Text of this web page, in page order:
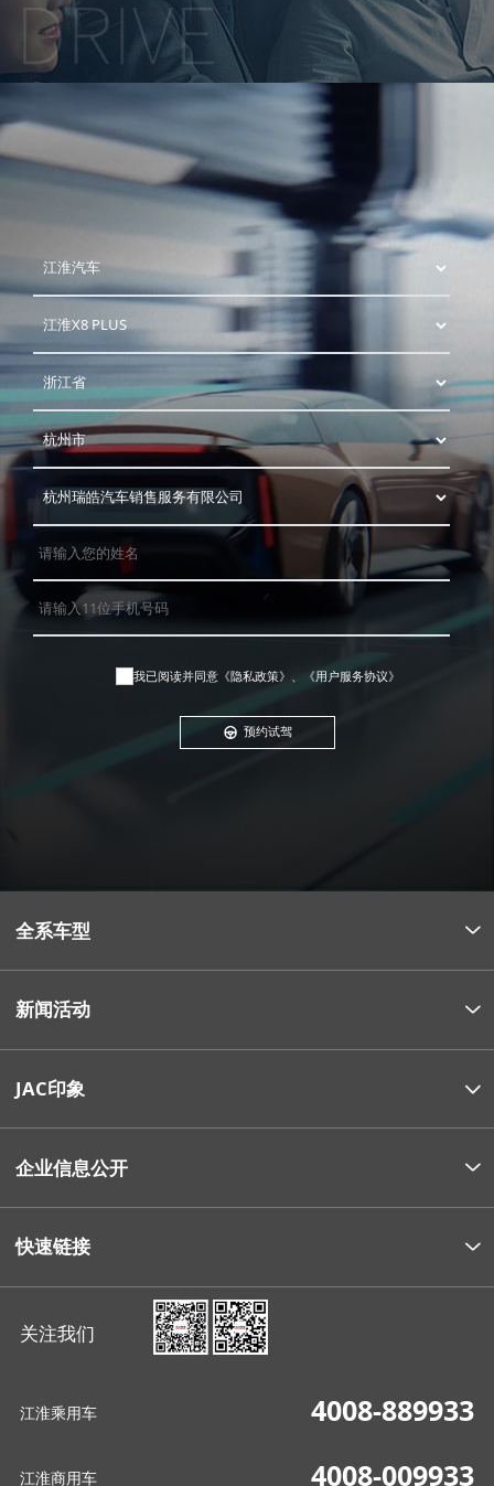
我已阅读并同意 《隐私政策》 《用户服务协议》
预约试驾
全系车型
新闻活动
JAC印象
企业信息公开
快速链接
关注我们
江淮乘用车 4008-889933
江淮商用车 4008-009933